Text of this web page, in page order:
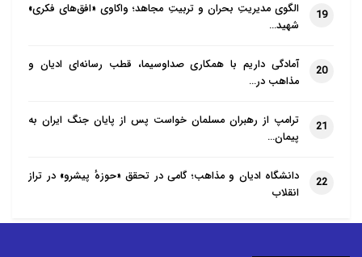
19
الگوی مدیریتِ بحران و تربیتِ مجاهد؛ واکاوی «افق‌های فکری»
شهید…
20
آمادگی داریم با همکاری صداوسیما، قطب رسانه‌ای ادیان و
مذاهب در…
21
ترامپ از رهبران مسلمان خواست پس از پایان جنگ ایران به
پیمان…
22
دانشگاه ادیان و مذاهب؛ گامی در تحقق «حوزهٔ پیشرو» در تراز
انقلاب